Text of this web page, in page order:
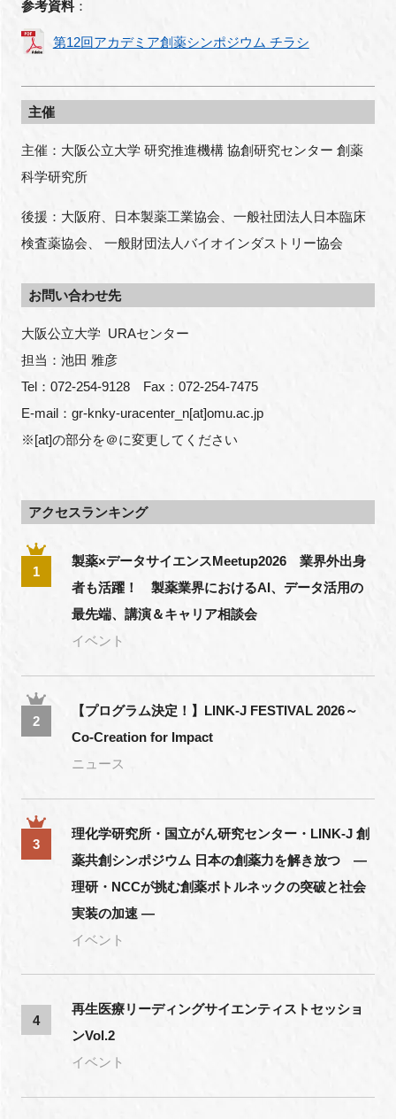
参考資料：
第12回アカデミア創薬シンポジウム チラシ
主催
主催：大阪公立大学 研究推進機構 協創研究センター 創薬
科学研究所
後援：大阪府、日本製薬工業協会、一般社団法人日本臨床
検査薬協会、 一般財団法人バイオインダストリー協会
お問い合わせ先
大阪公立大学  URAセンター
担当：池田 雅彦
Tel：072-254-9128　Fax：072-254-7475
E-mail：gr-knky-uracenter_n[at]omu.ac.jp
※[at]の部分を＠に変更してください
アクセスランキング
1
製薬×データサイエンスMeetup2026 業界外出身
者も活躍！ 製薬業界におけるAI、データ活用の
最先端、講演＆キャリア相談会
イベント
2
【プログラム決定！】LINK-J FESTIVAL 2026～
Co-Creation for Impact
ニュース
3
理化学研究所・国立がん研究センター・LINK-J 創
薬共創シンポジウム 日本の創薬力を解き放つ ―
理研・NCCが挑む創薬ボトルネックの突破と社会
実装の加速 ―
イベント
4
再生医療リーディングサイエンティストセッショ
ンVol.2
イベント